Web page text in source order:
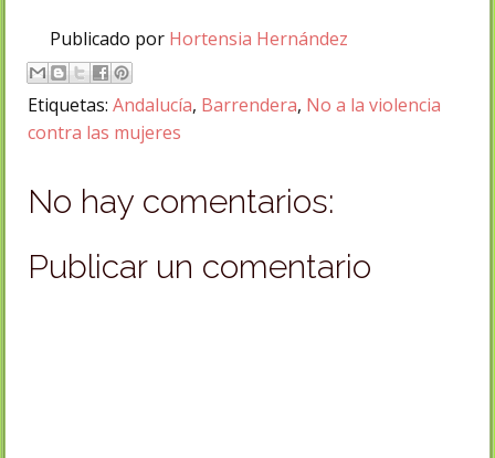
Publicado por Hortensia Hernández
Etiquetas: Andalucía, Barrendera, No a la violencia
contra las mujeres
No hay comentarios:
Publicar un comentario